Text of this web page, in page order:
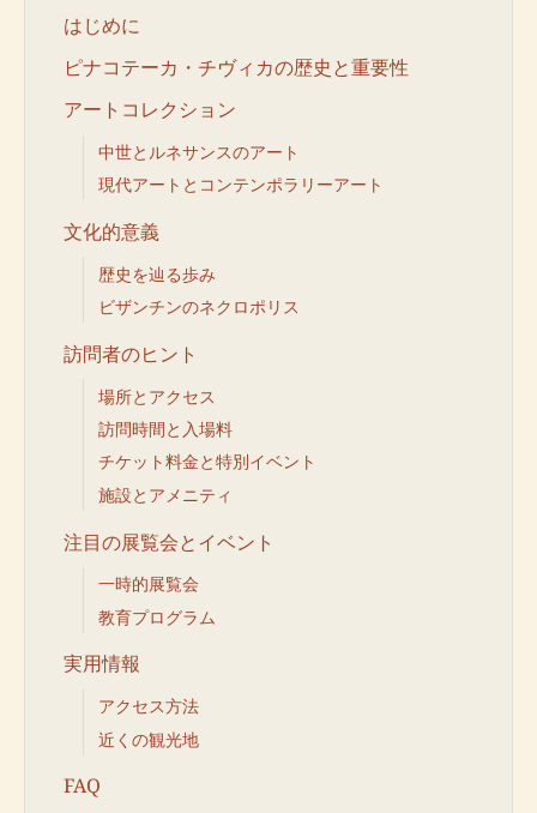
はじめに
ピナコテーカ・チヴィカの歴史と重要性
アートコレクション
中世とルネサンスのアート
現代アートとコンテンポラリーアート
文化的意義
歴史を辿る歩み
ビザンチンのネクロポリス
訪問者のヒント
場所とアクセス
訪問時間と入場料
チケット料金と特別イベント
施設とアメニティ
注目の展覧会とイベント
一時的展覧会
教育プログラム
実用情報
アクセス方法
近くの観光地
FAQ